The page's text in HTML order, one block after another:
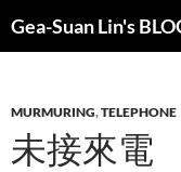
Gea-Suan Lin's
MURMURING,TELEPHONE
未接來電